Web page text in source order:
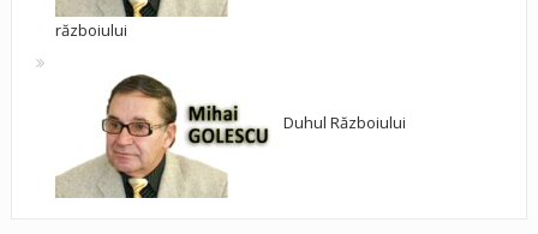
războiului
Duhul Războiului